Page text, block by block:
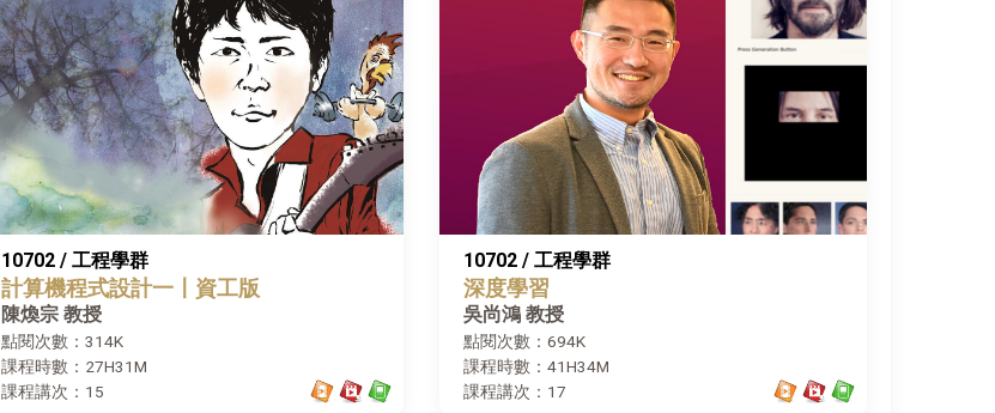
10702 / 工程學群
計算機程式設計一〡資工版
陳煥宗 教授
點閱次數：314K
課程時數：27H31M
課程講次：15
10702 / 工程學群
深度學習
吳尚鴻 教授
點閱次數：694K
課程時數：41H34M
課程講次：17